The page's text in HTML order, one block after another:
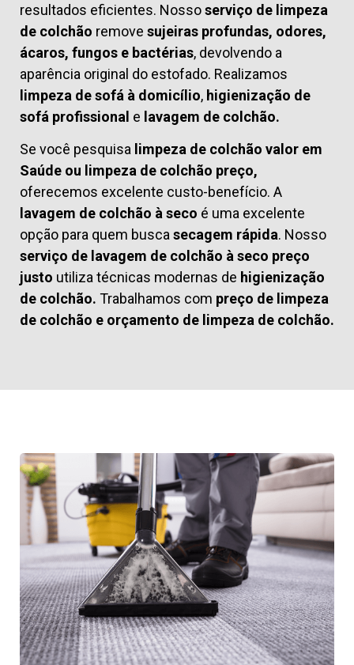
resultados eficientes. Nossoserviço de limpeza
de colchão remove sujeiras profundas, odores,
ácaros, fungos e bactérias, devolvendo a
aparência original do estofado. Realizamos
limpeza de sofá à domicílio, higienização de
sofá profissional e lavagem de colchão.
Se você pesquisa limpeza de colchão valor em
Saúde ou limpeza de colchão preço,
oferecemos excelente custo-benefício. A
lavagem de colchão à seco é uma excelente
opção para quem busca secagem rápida. Nosso
serviço de lavagem de colchão à seco preço
justo utiliza técnicas modernas de higienização
de colchão. Trabalhamos com preço de limpeza
de colchão e orçamento de limpeza de colchão.